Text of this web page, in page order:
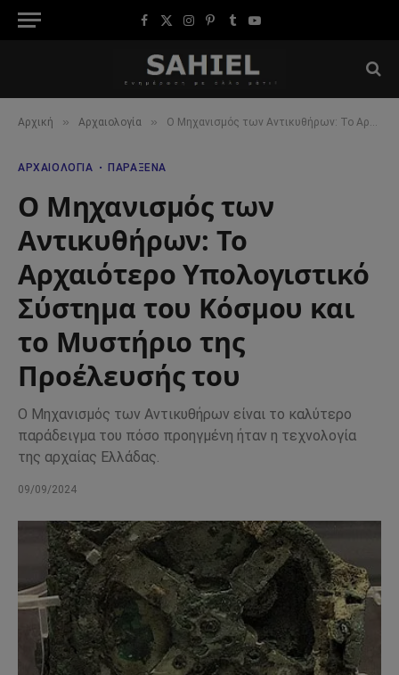
Facebook
X
Instagram
Pinterest
TumblrYouTube
Αρχική » Αρχαιολογία » Ο Μηχανισμός των Αντικυθήρων: Το Αρχαιότερο Υπολογιστικό Σύστημα του Κόσμου και το Μυστήριο της Προέλευσής του
ΑΡΧΑΙΟΛΟΓΊΑ ΠΑΡΆΞΕΝΑ
Ο Μηχανισμός των
Αντικυθήρων: Το
Αρχαιότερο Υπολογιστικό
Σύστημα του Κόσμου και
το Μυστήριο της
Προέλευσής του
Ο Μηχανισμός των Αντικυθήρων είναι το καλύτερο
παράδειγμα του πόσο προηγμένη ήταν η τεχνολογία
της αρχαίας Ελλάδας.
09/09/2024